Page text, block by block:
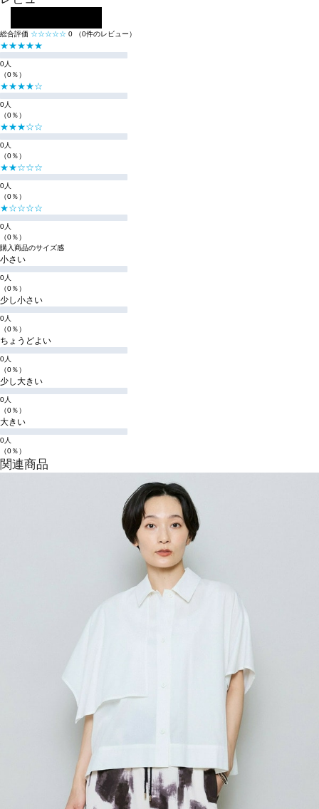
総合評価 ☆☆☆☆☆ 0 （0件のレビュー）
★★★★★
0人
（0％）
★★★★☆
0人
（0％）
★★★☆☆
0人
（0％）
★★☆☆☆
0人
（0％）
★☆☆☆☆
0人
（0％）
購入商品のサイズ感
小さい
0人
（0％）
少し小さい
0人
（0％）
ちょうどよい
0人
（0％）
少し大きい
0人
（0％）
大きい
0人
（0％）
関連商品